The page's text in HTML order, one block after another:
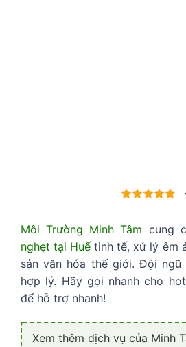
Môi Trường Minh Tâm cung
nghẹt tại Huếtinh tế, xử lý êm
sản văn hóa thế giới. Đội ngũ
hợp lý. Hãy gọi nhanh cho
để hỗ trợ nhanh!
Xem thêm dịch vụ của Minh